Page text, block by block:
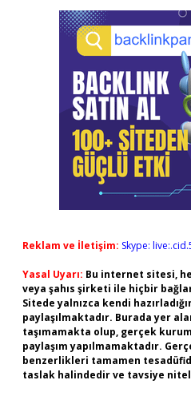
Reklam ve İletişim: Skype:
Yasal Uyarı: Bu internet sitesi,
veya şahıs şirketi ile hiçbir
Sitede yalnızca kendi
paylaşılmaktadır. Burada yer
taşımamakta olup, gerçek
paylaşım yapılmamaktadır.
benzerlikleri tamamen
taslak halindedir ve tavsiye